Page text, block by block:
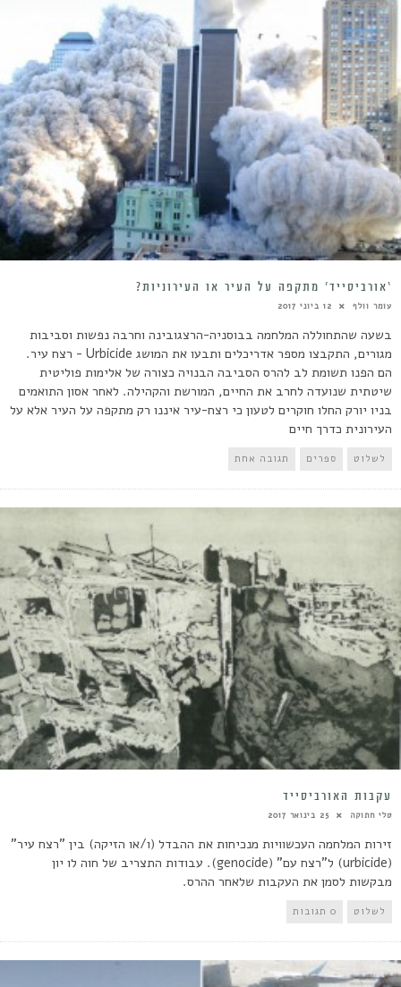
‘אורביסייד’ מתקפה על העיר או העירוניות?
עומר וולף 12 ביוני 2017
בשעה שהתחוללה המלחמה בבוסניה-הרצגובינה וחרבה נפשות וסביבות
מגורים, התקבצו מספר אדריכלים ותבעו את המושג Urbicide - רצח עיר.
הם הפנו תשומת לב להרס הסביבה הבנויה כצורה של אלימות פוליטית
שיטתית שנועדה לחרב את החיים, המורשת והקהילה. לאחר אסון התואמים
בניו יורק החלו חוקרים לטעון כי רצח-עיר איננו רק מתקפה על העיר אלא על
העירונית כדרך חיים
לשלוט ספרים תגובה אחת
עקבות האורביסייד
טלי חתוקה 25 בינואר 2017
זירות המלחמה העכשוויות מנכיחות את ההבדל (ו/או הזיקה) בין "רצח עיר"
(urbicide) ל"רצח עם" (genocide). עבודות התצריב של חוה לו יון
מבקשות לסמן את העקבות שלאחר ההרס.
לשלוט 0 תגובות